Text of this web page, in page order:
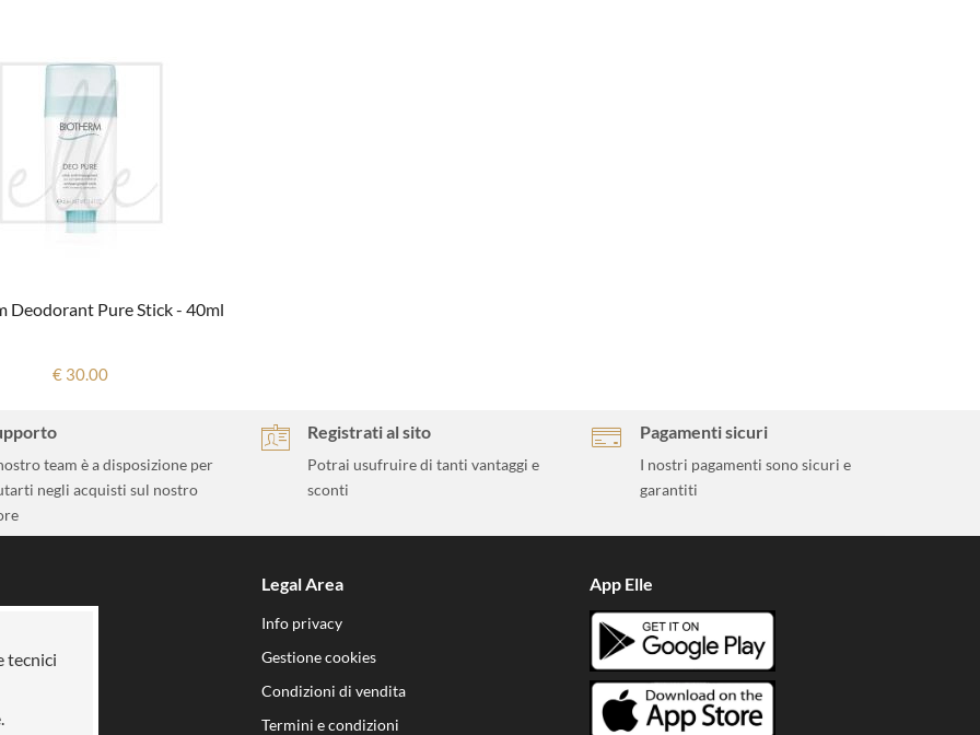
Deodorant Pure Stick - 40ml
€ 30.00
team è a disposizione per
negli acquisti sul nostro
Registrati al sito
Potrai usufruire di tanti vantaggi e
sconti
Pagamenti sicuri
I nostri pagamenti sono sicuri e
garantiti
noi
Legal Area
Info privacy
Gestione cookies
Condizioni di vendita
Termini e condizioni
App Elle
tecnici